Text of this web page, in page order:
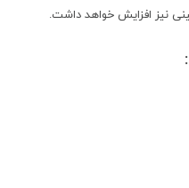
نیز افزایش خواهد داشت.